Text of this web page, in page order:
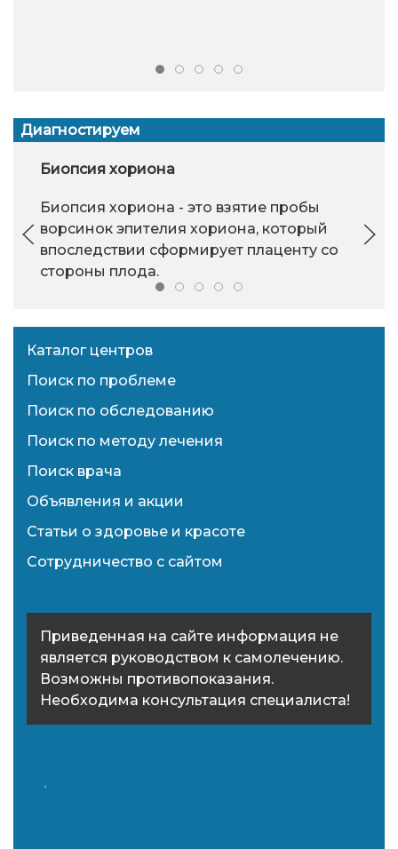
Диагностируем
Биопсия хориона
Биопсия хориона - это взятие пробы
ворсинок эпителия хориона, который
впоследствии сформирует плаценту со
стороны плода.
Каталог центров
Поиск по проблеме
Поиск по обследованию
Поиск по методу лечения
Поиск врача
Объявления и акции
Статьи о здоровье и красоте
Сотрудничество с сайтом
Приведенная на сайте информация не
является руководством к самолечению.
Возможны противопоказания.
Необходима консультация специалиста!